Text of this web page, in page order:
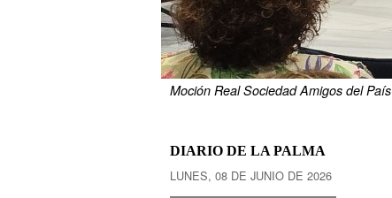
Moción Real Sociedad Amigos del País
DIARIO DE LA PALMA
LUNES, 08 DE JUNIO DE 2026